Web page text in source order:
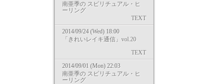
南亜季の スピリチュアル・ヒ
ーリング
TEXT
2014/09/24 (Wed) 18:00
「きれいレイキ通信」vol.20
TEXT
2014/09/01 (Mon) 22:03
南亜季の スピリチュアル・ヒ
ーリング